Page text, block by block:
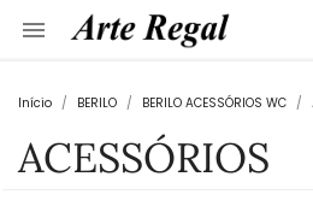

Início BERILO BERILO ACESSÓRIOS WC
ACESSÓRIOS